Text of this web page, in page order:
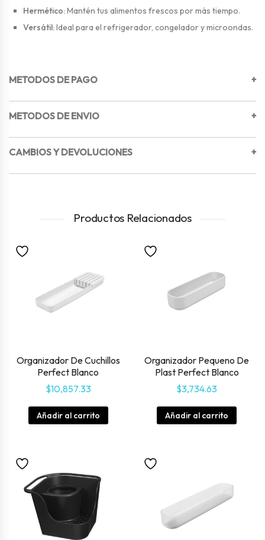
Hermético:Mantén tus alimentos frescos por más tiempo.
Versátil:Ideal para el refrigerador, congelador y microondas.
METODOS DE PAGO +
METODOS DE ENVIO +
CAMBIOS Y DEVOLUCIONES +
Productos Relacionados
Organizador De Cuchillos
Perfect Blanco
$10,857.33
Añadir al carrito
Organizador Pequeno De
Plast Perfect Blanco
$3,734.63
Añadir al carrito